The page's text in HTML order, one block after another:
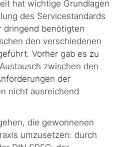
hat wichtige Grundlagen
des Service­standards
dringend benötigten
den verschiedenen
Vorher gab es zu
zwischen den
der
nicht ausreichend
die gewonnenen
umzusetzen: durch